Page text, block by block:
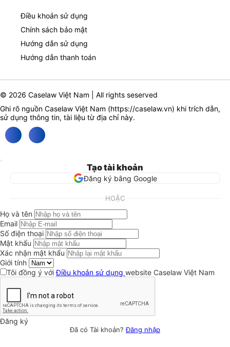
Điều khoản sử dụng
Chính sách bảo mật
Hướng dẫn sử dụng
Hướng dẫn thanh toán
© 2026 Caselaw Việt Nam | All rights seserved
Ghi rõ nguồn Caselaw Việt Nam (https://caselaw.vn) khi trích dẫn,
sử dụng thông tin, tài liệu từ địa chỉ này.
Tạo tài khoản
Đăng ký bằng Google
HOẶC
Họ và tên
Email
Số điện thoại
Mật khẩu
Xác nhận mật khẩu
Giới tính
Tôi đồng ý vớiĐiều khoản sử dụng website Caselaw Việt Nam
Đăng ký
Đã có Tài khoản?Đăng nhập